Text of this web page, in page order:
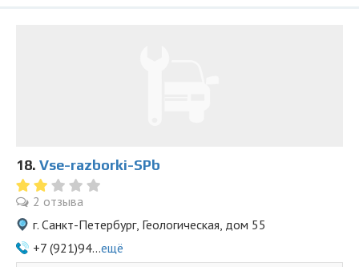
18. Vse-razborki-SPb
2 отзыва
г. Санкт-Петербург, Геологическая, дом 55
+7 (921)94...ещё